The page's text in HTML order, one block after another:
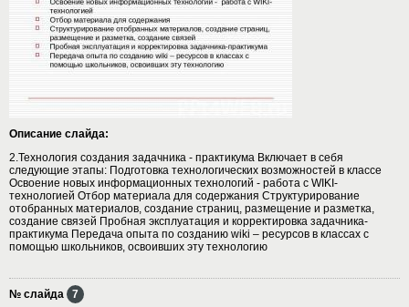
Описание слайда:
2.Технология создания задачника - практикума Включает в себя
следующие этапы: Подготовка технологических возможностей в классе
Освоение новых информационных технологий - работа с WIKI-
технологией Отбор материала для содержания Структурирование
отобранных материалов, создание страниц, размещение и разметка,
создание связей Пробная эксплуатация и корректировка задачника-
практикума Передача опыта по созданию wiki – ресурсов в классах с
помощью школьников, освоивших эту технологию
№ слайда 7